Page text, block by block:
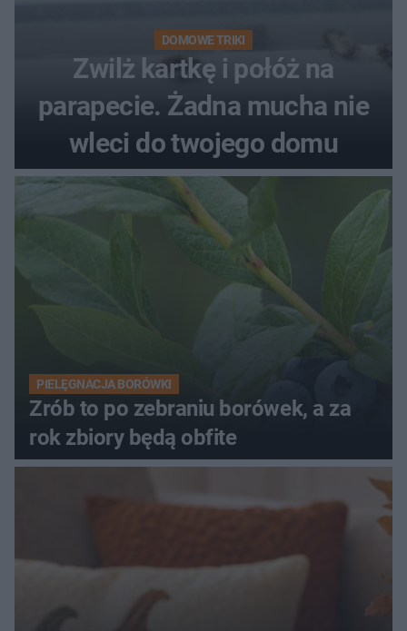
DOMOWE TRIKI
Zwilż kartkę i połóż na
parapecie. Żadna mucha nie
wleci do twojego domu
PIELĘGNACJA BORÓWKI
Zrób to po zebraniu borówek, a za
rok zbiory będą obfite